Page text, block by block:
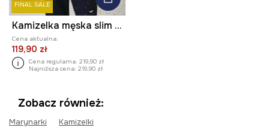
FINAL SALE
Kamizelka męska slim w kratę kolor granatowy
Cena aktualna:
119,90 zł
Cena regularna: 219,90 zł
Najniższa cena: 219,90 zł
Zobacz również:
Marynarki Kamizelki